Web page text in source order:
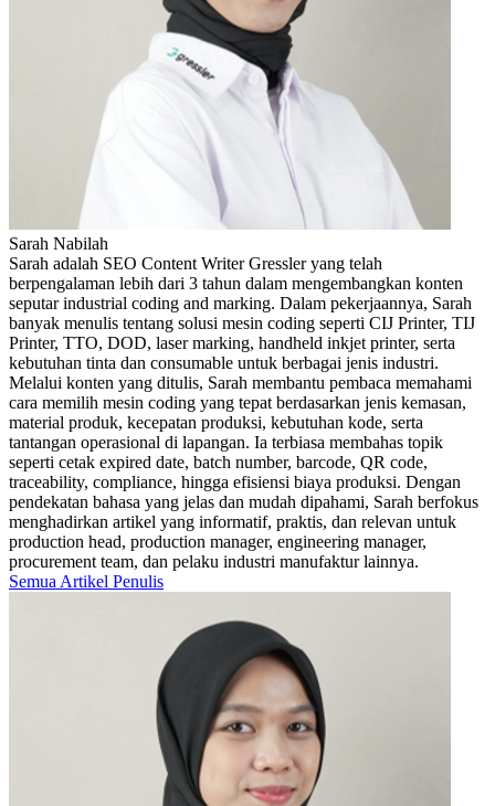
Sarah Nabilah
Sarah adalah SEO Content Writer Gressler yang telah
berpengalaman lebih dari 3 tahun dalam mengembangkan konten
seputar industrial coding and marking. Dalam pekerjaannya, Sarah
banyak menulis tentang solusi mesin coding seperti CIJ Printer, TIJ
Printer, TTO, DOD, laser marking, handheld inkjet printer, serta
kebutuhan tinta dan consumable untuk berbagai jenis industri.
Melalui konten yang ditulis, Sarah membantu pembaca memahami
cara memilih mesin coding yang tepat berdasarkan jenis kemasan,
material produk, kecepatan produksi, kebutuhan kode, serta
tantangan operasional di lapangan. Ia terbiasa membahas topik
seperti cetak expired date, batch number, barcode, QR code,
traceability, compliance, hingga efisiensi biaya produksi. Dengan
pendekatan bahasa yang jelas dan mudah dipahami, Sarah berfokus
menghadirkan artikel yang informatif, praktis, dan relevan untuk
production head, production manager, engineering manager,
procurement team, dan pelaku industri manufaktur lainnya.
Semua Artikel Penulis